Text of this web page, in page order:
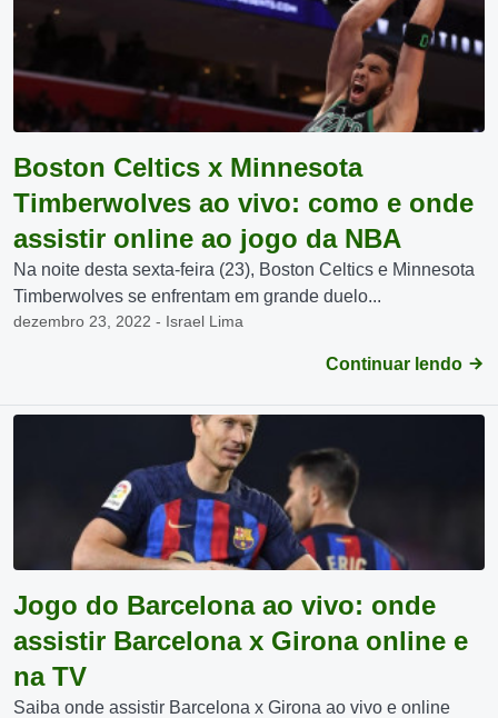
Boston Celtics x Minnesota
Timberwolves ao vivo: como e onde
assistir online ao jogo da NBA
Na noite desta sexta-feira (23), Boston Celtics e Minnesota
Timberwolves se enfrentam em grande duelo...
dezembro 23, 2022 - Israel Lima
Continuar lendo
Jogo do Barcelona ao vivo: onde
assistir Barcelona x Girona online e
na TV
Saiba onde assistir Barcelona x Girona ao vivo e online